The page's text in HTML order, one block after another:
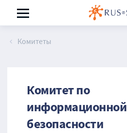
Комитеты
Комитет по
информационной
безопасности